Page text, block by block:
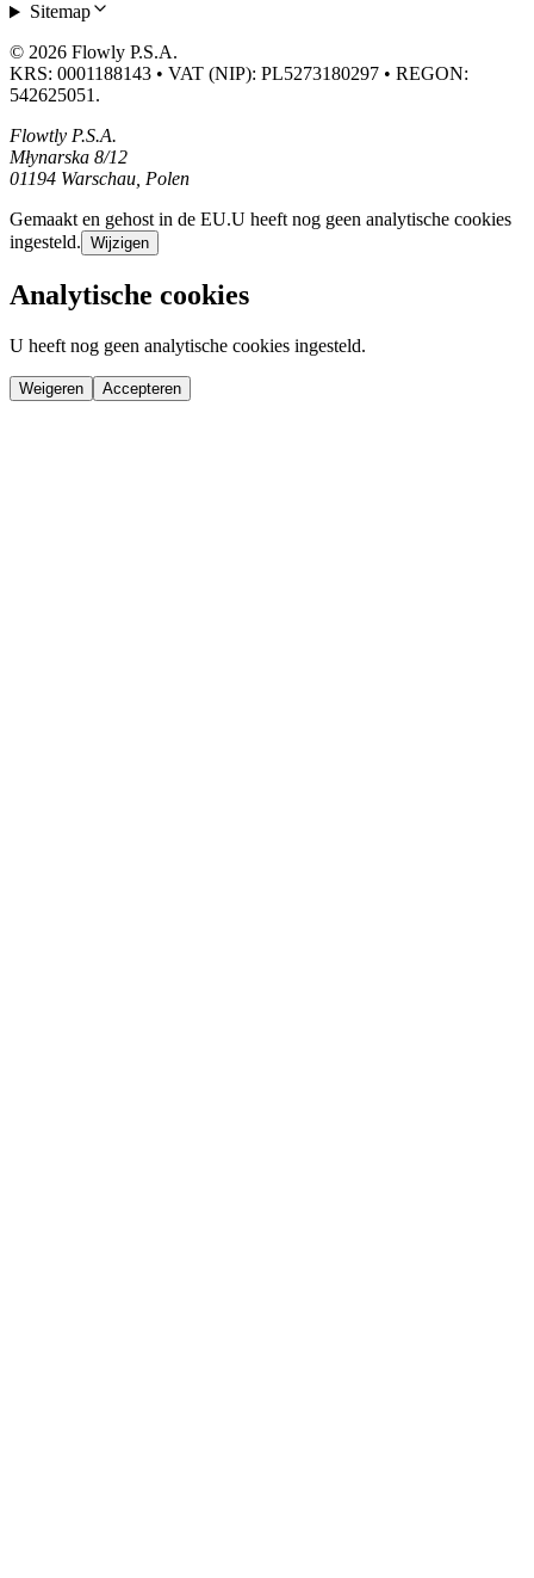
Sitemap
© 2026 Flowly P.S.A.
KRS: 0001188143 • VAT (NIP): PL5273180297 • REGON:
542625051.
Flowtly P.S.A.
Młynarska 8/12
01194 Warschau, Polen
Gemaakt en gehost in de EU.U heeft nog geen analytische cookies
ingesteld. Wijzigen
Analytische cookies
U heeft nog geen analytische cookies ingesteld.
Weigeren Accepteren